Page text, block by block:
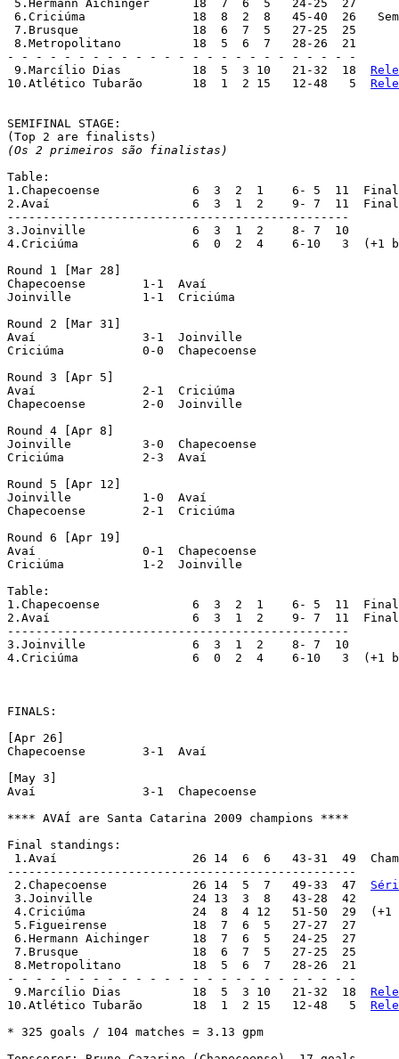
5.Hermann Aichinger      18  7  6  5   24-25  27
6.Criciúma		  18  8  2  8   45-40  26   Semifinalists; +1 bp
7.Brusque		  18  6  7  5   27-25  25
8.Metropolitano	  18  5  6  7   28-26  21
- - - - - - - - - - - - - - - - - - - - - - - - -
9.Marcílio Dias	  18  5  3 10   21-32  18
10.Atlético Tubarão	  18  1  2 15   12-48   5
SEMIFINAL STAGE:
(Os 2 primeiros são finalistas)
Table:
1.Chapecoense		  6  3  2  1    6- 5  11  Finalists
2.Avaí			  6  3  1  2    9- 7  11  Finalists (+1 bp)
------------------------------------------------
3.Joinville		  6  3  1  2    8- 7  10
4.Criciúma		  6  0  2  4	6-10   3  (+1 bp)
Round 1 [Mar 28]
Chapecoense	   1-1  Avaí
Joinville	   1-1  Criciúma
Round 2 [Mar 31]
Avaí 		   3-1  Joinville
Criciúma	   0-0  Chapecoense
Round 3 [Apr 5]
Avaí		   2-1  Criciúma
Chapecoense	   2-0  Joinville
Round 4 [Apr 8]
Joinville	   3-0  Chapecoense
Criciúma	   2-3  Avaí
Round 5 [Apr 12]
Joinville	   1-0  Avaí
Chapecoense	   2-1  Criciúma
Round 6 [Apr 19]
Avaí		   0-1  Chapecoense
Criciúma	   1-2  Joinville
Table:
1.Chapecoense		  6  3  2  1    6- 5  11  Finalists
2.Avaí			  6  3  1  2    9- 7  11  Finalists (+1 bp)
------------------------------------------------
3.Joinville		  6  3  1  2    8- 7  10
4.Criciúma		  6  0  2  4	6-10   3  (+1 bp)
FINALS:
[Apr 26]
Chapecoense	   3-1  Avaí
[May 3]
Avaí		   3-1  Chapecoense			(aet 3-0)
**** AVAÍ are Santa Catarina 2009 champions ****
Final standings:
1.Avaí			  26 14  6  6   43-31  49
-------------------------------------------------
2.Chapecoense		  26 14  5  7   49-33  47
3.Joinville		  24 13  3  8   43-28  42
4.Criciúma		  24  8  4 12   51-50  29  (+1 bp)
5.Figueirense		  18  7  6  5   27-27  27
6.Hermann Aichinger      18  7  6  5   24-25  27
7.Brusque		  18  6  7  5   27-25  25
8.Metropolitano	  18  5  6  7   28-26  21
- - - - - - - - - - - - - - - - - - - - - - - - -
9.Marcílio Dias	  18  5  3 10   21-32  18
10.Atlético Tubarão	  18  1  2 15   12-48   5
* 325 goals / 104 matches = 3.13 gpm